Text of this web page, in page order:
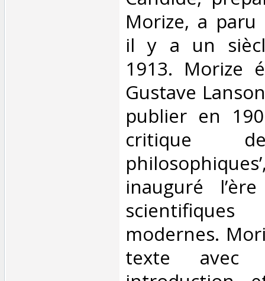
Morize, a paru
il y a un
1913. Morize
Gustave
publier en
critique
inauguré
modernes.
texte avec